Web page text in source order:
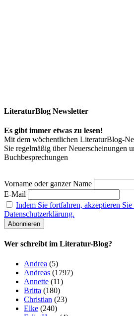
LiteraturBlog Newsletter
Es gibt immer etwas zu lesen!
Mit dem wöchentlichen LiteraturBlog-
Sie regelmäßig über Neuerscheinungen
Buchbesprechungen
Vorname oder ganzer Name
E-Mail
Indem Sie fortfahren, akzeptieren Sie
Datenschutzerklärung.
Wer schreibt im Literatur-Blog?
Andrea (5)
Andreas (1797)
Annette (11)
Britta (180)
Christian (23)
Elke (240)